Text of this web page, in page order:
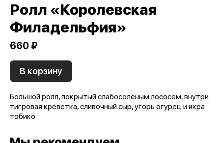
Ролл «Королевская
Филадельфия»
660 ₽
В корзину
Большой ролл, покрытый слабосолёным лососем, внутри
тигровая креветка, сливочный сыр, угорь огурец и икра
тобико